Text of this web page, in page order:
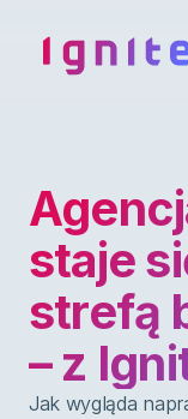
Ignite • Video
staje
strefą
– z
Jak wygląda